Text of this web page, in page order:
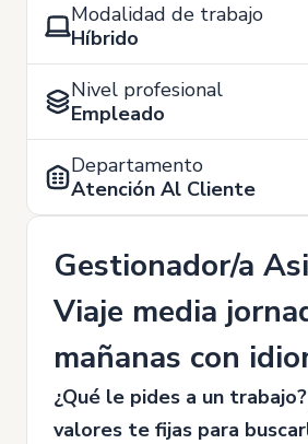
Modalidad de trabajo
Híbrido
Nivel profesional
Empleado
Departamento
Atención Al Cliente
Gestionador/a
Viaje media
mañanas con
¿Qué le pides a un
valores te fijas para